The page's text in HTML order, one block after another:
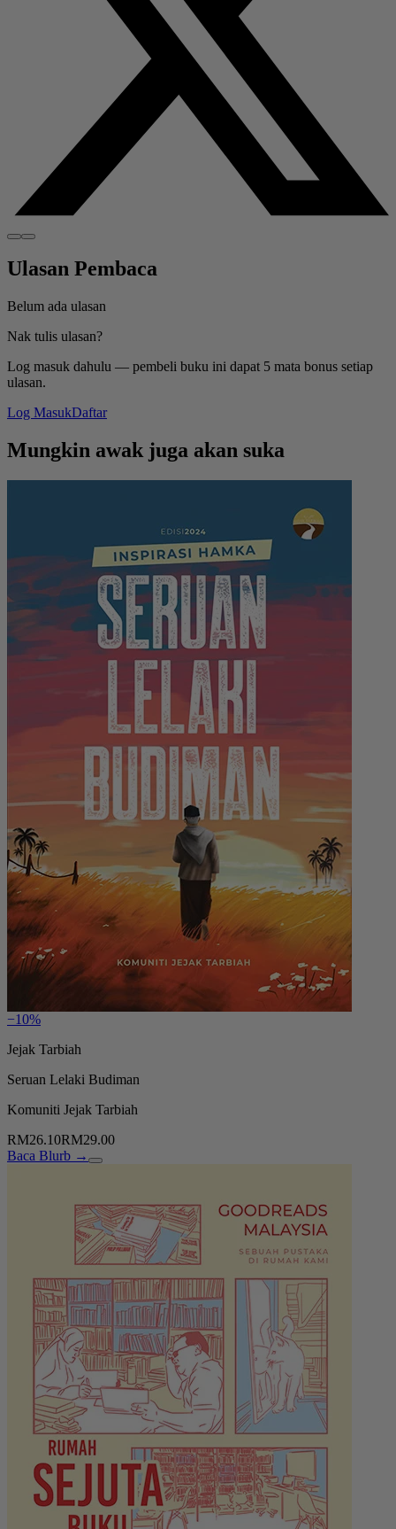
Ulasan Pembaca
Belum ada ulasan
Nak tulis ulasan?
Log masuk dahulu — pembeli buku ini dapat 5 mata bonus setiap
ulasan.
Log MasukDaftar
Mungkin awak juga akan suka
−10%
Jejak Tarbiah
Seruan Lelaki Budiman
Komuniti Jejak Tarbiah
RM26.10RM29.00
Baca Blurb →